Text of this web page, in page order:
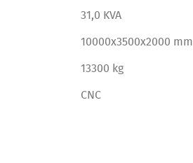
31,0 KVA
10000x3500x2000 mm
13300 kg
CNC